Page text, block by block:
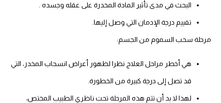
البحث في مدى تأثير المادة المخدرة على عقله وجسده .
تقييم درجة الإدمان التي وصل إليها.
مرحلة سحب السموم من الجسم:
هي أخطر مراحل العلاج نظرا لظهور أعراض انسحاب المخدر، التي
قد تصل إلى درجة كبيرة من الخطورة.
لهذا لا بد أن تتم هذه المرحلة تحت ناظري الطبيب المختص،